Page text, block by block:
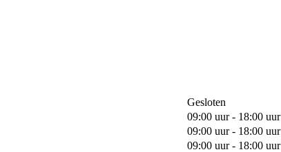
Gesloten
09:00 uur - 18:00 uur
09:00 uur - 18:00 uur
09:00 uur - 18:00 uur